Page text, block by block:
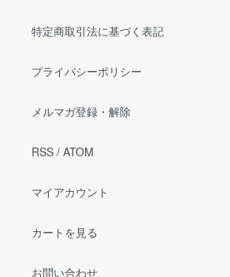
特定商取引法に基づく表記
プライバシーポリシー
メルマガ登録・解除
RSS / ATOM
マイアカウント
カートを見る
お問い合わせ